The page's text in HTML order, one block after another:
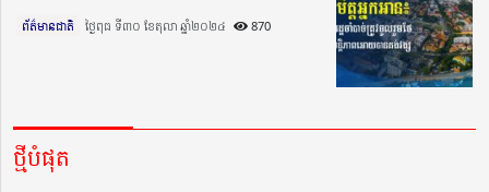
ព័ត៌មានជាតិ ថ្ងៃពុធ ទី៣០ ខែតុលា ឆ្នាំ២០២៤​ 870
ថ្មីបំផុត